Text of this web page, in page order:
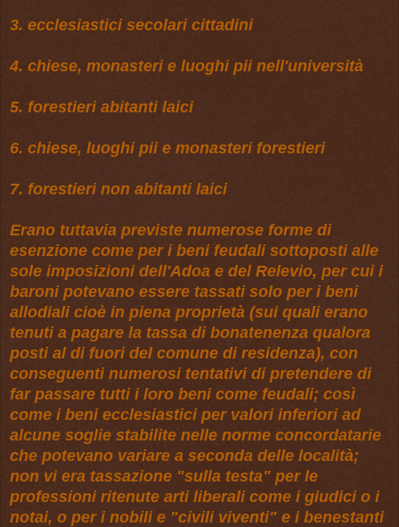
3. ecclesiastici secolari cittadini
4. chiese, monasteri e luoghi pii nell'università
5. forestieri abitanti laici
6. chiese, luoghi pii e monasteri forestieri
7. forestieri non abitanti laici
Erano tuttavia previste numerose forme di
esenzione come per i beni feudali sottoposti alle
sole imposizioni dell'Adoa e del Relevio, per cui i
baroni potevano essere tassati solo per i beni
allodiali cioè in piena proprietà (sui quali erano
tenuti a pagare la tassa di bonatenenza qualora
posti al di fuori del comune di residenza), con
conseguenti numerosi tentativi di pretendere di
far passare tutti i loro beni come feudali; così
come i beni ecclesiastici per valori inferiori ad
alcune soglie stabilite nelle norme concordatarie
che potevano variare a seconda delle località;
non vi era tassazione "sulla testa" per le
professioni ritenute arti liberali come i giudici o i
notai, o per i nobili e "civili viventi" e i benestanti